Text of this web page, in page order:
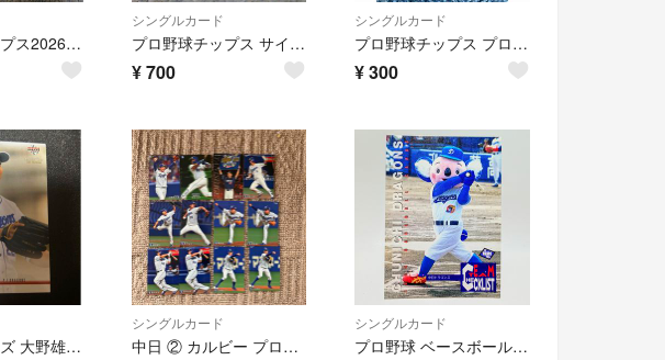
プロ野球チップス2026第一弾 中日ドラゴンズ STARカードセット
シングルカード
プロ野球チップス サイン入りカード 森野将彦
¥700
シングルカード
プロ野球チップス プロ野球スピリッツA 齋藤綱記 2025 中日ドラゴンズ
¥300
中日ドラゴンズ 大野雄大 7-88 BBM 2021
シングルカード
中日 ② カルビー プロ野球チップス カード 12枚セット
シングルカード
プロ野球 ベースボールカード 中日ドラゴンズ 初期ドアラ チェックリスト